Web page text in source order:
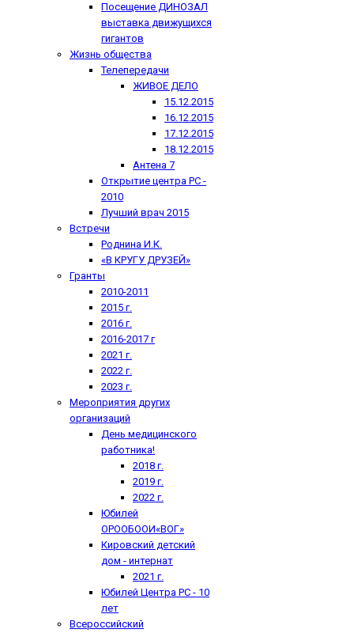
Посещение ДИНОЗАЛ
выставка движущихся
гигантов
Жизнь общества
Телепередачи
ЖИВОЕ ДЕЛО
15.12.2015
16.12.2015
17.12.2015
18.12.2015
Антена 7
Открытие центра РС -
2010
Лучший врач 2015
Встречи
Роднина И.К.
«В КРУГУ ДРУЗЕЙ»
Гранты
2010-2011
2015 г.
2016 г.
2016-2017 г
2021 г.
2022 г.
2023 г.
Мероприятия других
организаций
День медицинского
работника!
2018 г.
2019 г.
2022 г.
Юбилей
ОРООБООИ«ВОГ»
Кировский детский
дом - интернат
2021 г.
Юбилей Центра РС - 10
лет
Всероссийский